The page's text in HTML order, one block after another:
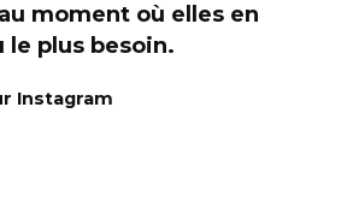
moment où elles en
le plus besoin.
Instagram